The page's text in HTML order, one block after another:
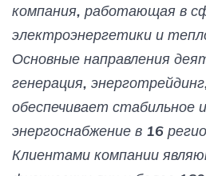
компания, работающая в
электроэнергетики и
Основные направления
генерация,
обеспечивает стабильное
энергоснабжение в 16
Клиентами компании